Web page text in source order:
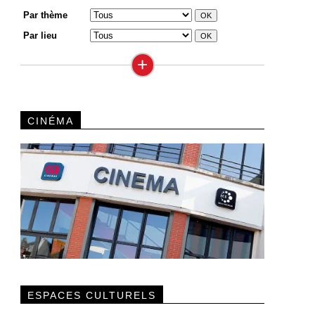
Par thème
Par lieu
+
CINÉMA
ESPACES CULTURELS